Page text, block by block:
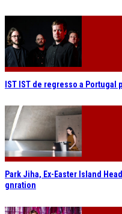
IST IST de regresso a
Park Jiha, Ex-Easter Island
gnration